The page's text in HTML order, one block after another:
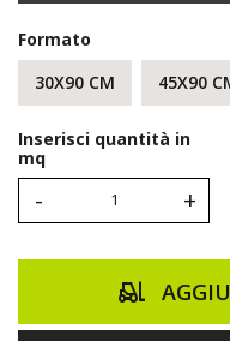
Formato
30X90 CM
45X90
Inserisci quantità in
mq
- +